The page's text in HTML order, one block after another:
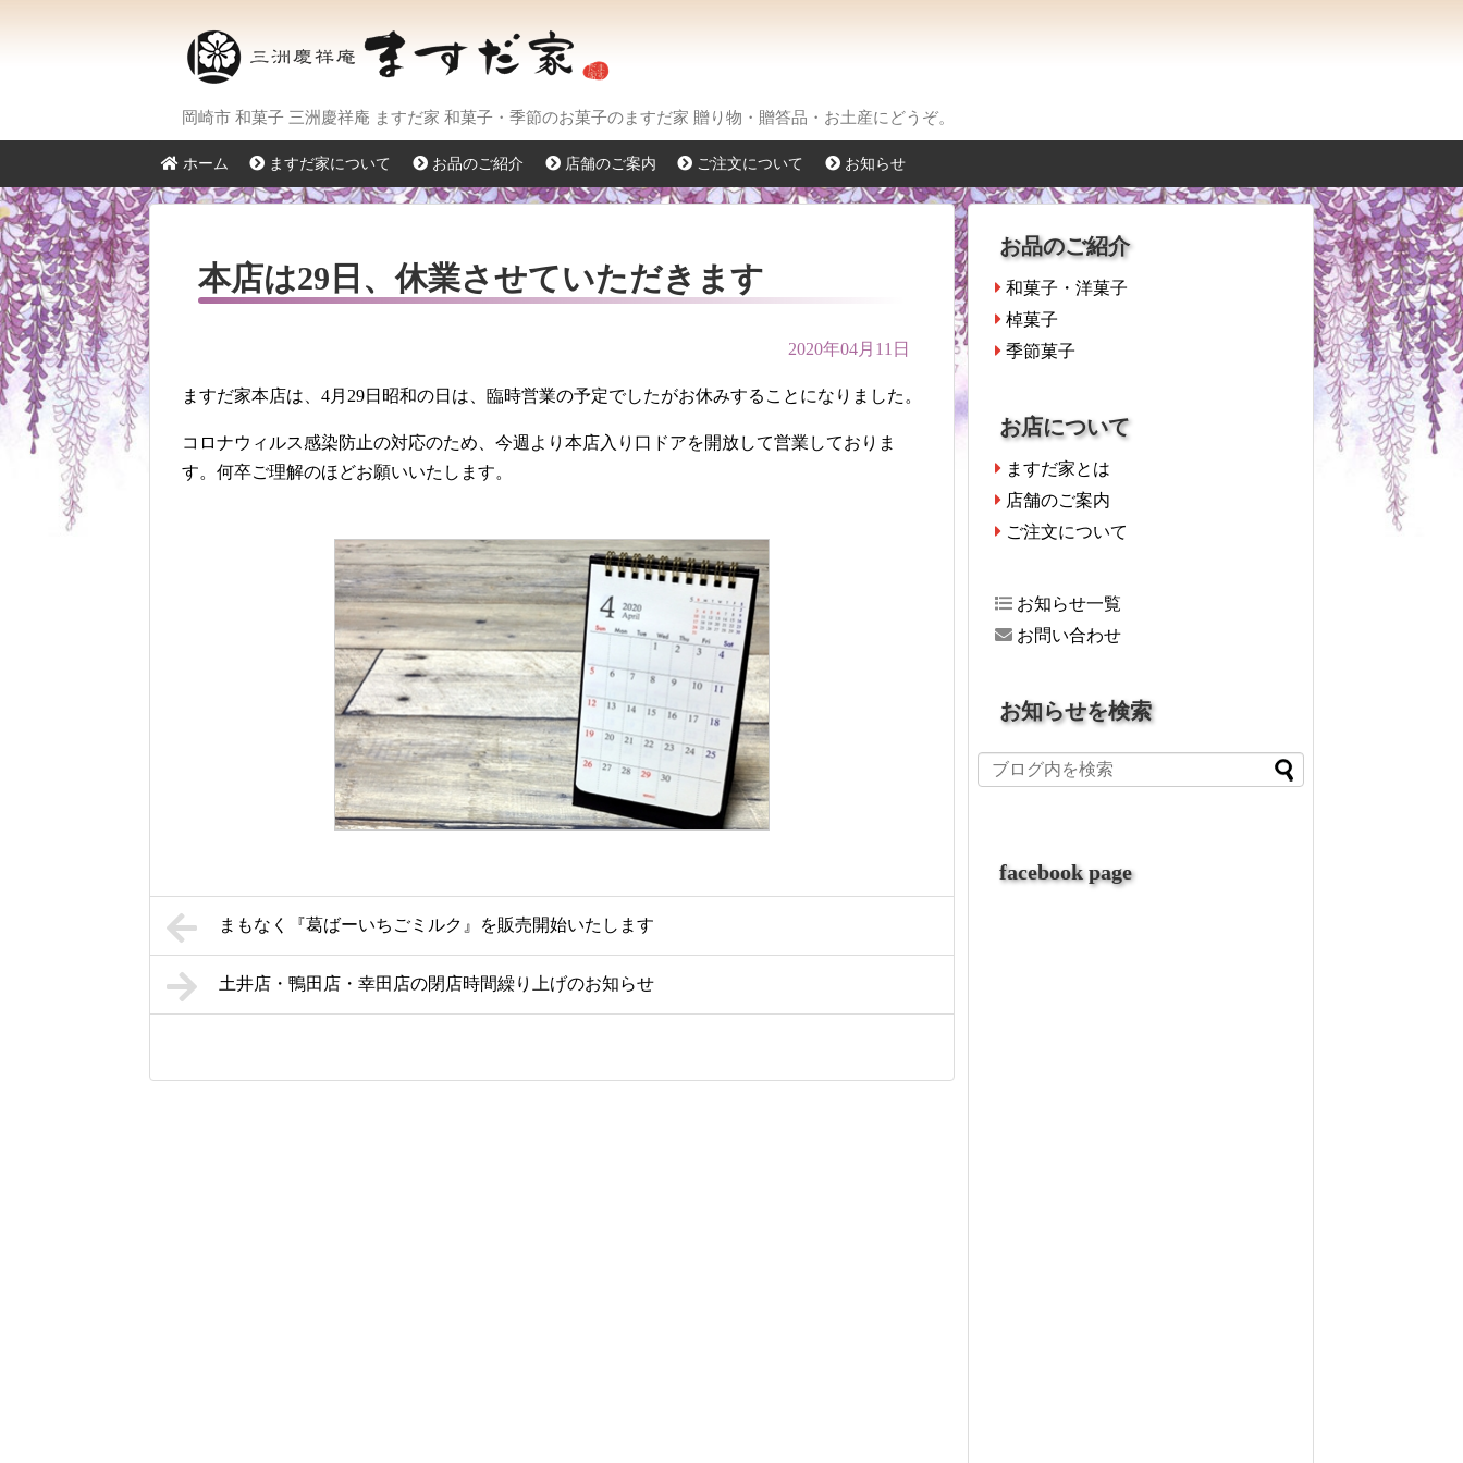
岡崎市 和菓子 三洲慶祥庵 ますだ家 和菓子・季節のお菓子のますだ家 贈り物・贈答品・お土産にどうぞ。
ホーム ますだ家について お品のご紹介 店舗のご案内 ご注文について お知らせ
本店は29日、休業させていただきます
2020年04月11日
ますだ家本店は、4月29日昭和の日は、臨時営業の予定でしたがお休みすることになりました。
コロナウィルス感染防止の対応のため、今週より本店入り口ドアを開放して営業しておりま
す。何卒ご理解のほどお願いいたします。
まもなく『葛ばーいちごミルク』を販売開始いたします
土井店・鴨田店・幸田店の閉店時間繰り上げのお知らせ
お品のご紹介
和菓子・洋菓子
棹菓子
季節菓子
お店について
ますだ家とは
店舗のご案内
ご注文について
お知らせ一覧
お問い合わせ
お知らせを検索
facebook page